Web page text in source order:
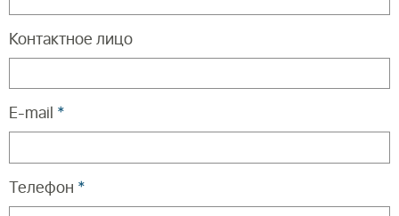
Контактное лицо
E-mail *
Телефон *